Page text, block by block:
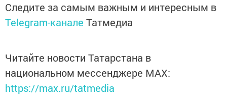
Следите за самым важным и интересным в
Telegram-канале Татмедиа
Читайте новости Татарстана в
национальном мессенджере MАХ:
https://max.ru/tatmedia